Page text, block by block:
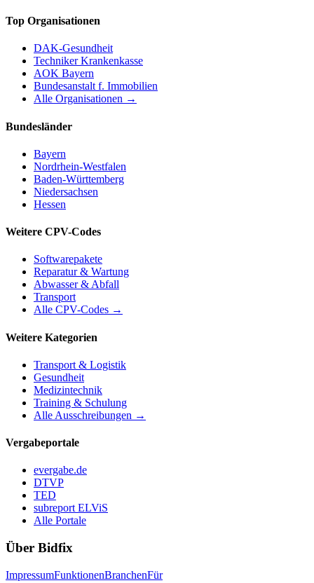
Top Organisationen
DAK-Gesundheit
Techniker Krankenkasse
AOK Bayern
Bundesanstalt f. Immobilien
Alle Organisationen →
Bundesländer
Bayern
Nordrhein-Westfalen
Baden-Württemberg
Niedersachsen
Hessen
Weitere CPV-Codes
Softwarepakete
Reparatur & Wartung
Abwasser & Abfall
Transport
Alle CPV-Codes →
Weitere Kategorien
Transport & Logistik
Gesundheit
Medizintechnik
Training & Schulung
Alle Ausschreibungen →
Vergabeportale
evergabe.de
DTVP
TED
subreport ELViS
Alle Portale
Über Bidfix
ImpressumFunktionenBranchenFür